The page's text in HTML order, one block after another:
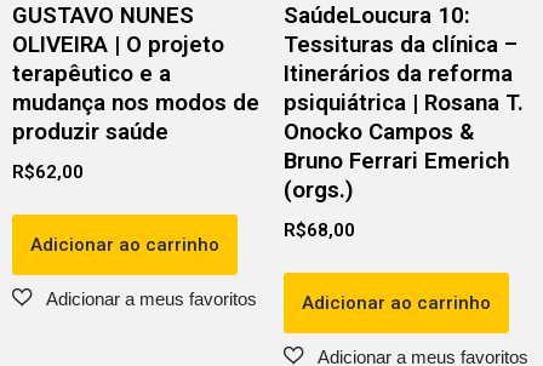
GUSTAVO NUNES
OLIVEIRA | O projeto
terapêutico e a
mudança nos modos de
produzir saúde
R$62,00
Adicionar ao carrinho
SaúdeLoucura 10:
Tessituras da clínica –
Itinerários da reforma
psiquiátrica | Rosana T.
Onocko Campos &
Bruno Ferrari Emerich
(orgs.)
R$68,00
Adicionar ao carrinho